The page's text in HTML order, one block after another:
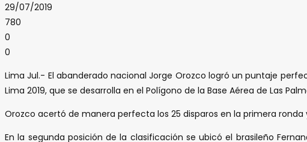
29/07/2019
780
0
0
Lima Jul.- El abanderado nacional Jorge Orozco logró un puntaje
Lima 2019, que se desarrolla en el Polígono de la Base Aérea de Las
Orozco acertó de manera perfecta los 25 disparos en la primera ronda
En la segunda posición de la clasificación se ubicó el brasileño